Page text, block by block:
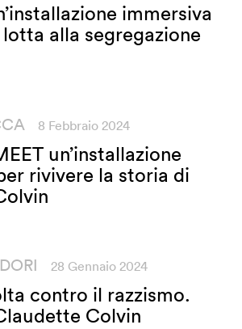
immersiva
alla segregazione
8 Febbraio 2024
un’installazione
rivivere la storia di
28 Gennaio 2024
contro il razzismo.
Colvin